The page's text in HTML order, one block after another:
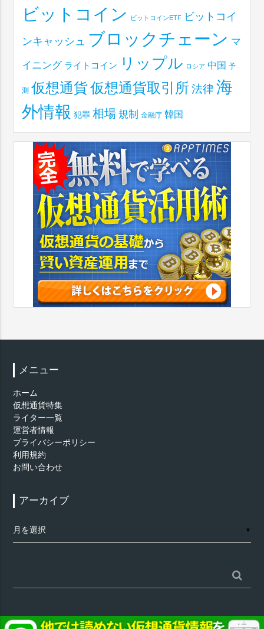
ビットコイン ビットコインETF ビットコイ
ンキャッシュ ブロックチェーン マ
イニング ライトコイン リップル ロシア 中国 予
測 仮想通貨仮想通貨取引所 法律 海
外情報 犯罪 相場 規制 金融庁 韓国
メニュー
ホーム
仮想通貨特集
ライター一覧
運営者情報
プライバシーポリシー
利用規約
お問い合わせ
アーカイブ
ー
カ
▼
索: